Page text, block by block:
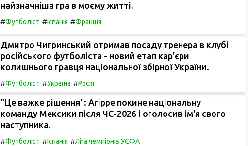
найзначніша гра в моєму житті.
#Футболіст #Іспанія #Франція
Дмитро Чигринський отримав посаду тренера в клубі
російського футболіста - новий етап кар'єри
колишнього гравця національної збірної України.
#Футболіст #Україна #Росія
"Це важке рішення": Агірре покине національну
команду Мексики після ЧС-2026 і оголосив ім'я свого
наступника.
#Футболіст #Іспанія #Ліга чемпіонів УЄФА